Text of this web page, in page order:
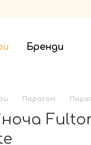
Бренди
Парасолі